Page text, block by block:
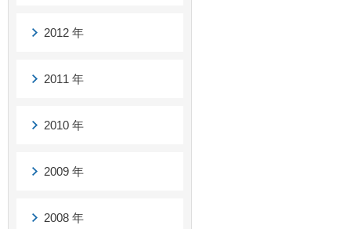
2012 年
2011 年
2010 年
2009 年
2008 年